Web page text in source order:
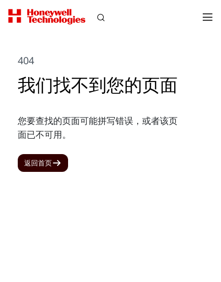
404
我们找不到您的页面
您要查找的页面可能拼写错误，或者该页
面已不可用。
返回首页